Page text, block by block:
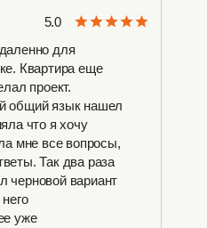
для
Квартира еще
проект.
общий язык нашел
что я хочу
мне все вопросы,
Так два раза
черновой вариант
уже
5.0